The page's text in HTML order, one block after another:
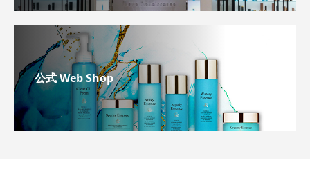
公式 Web Shop